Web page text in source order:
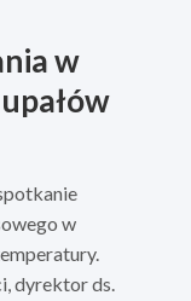
w
w
dyrektor ds.